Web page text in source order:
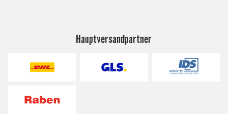
Hauptversandpartner